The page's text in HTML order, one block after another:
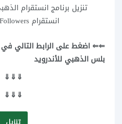
تنزيل برنامج انستقرام
انستقرام Instagram Followers
⇐⇐ اضغط على الرابط التالي في
بلس الذهبي للأندرويد
⇓⇓⇓
⇓⇓⇓